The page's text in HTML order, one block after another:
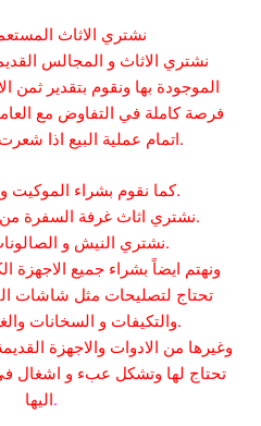
نشتري الاثاث
نشتري الاثاث و المجالس
الموجودة بها ونقوم بتقدير ثمن
فرصة كاملة في التفاوض مع
اتمام عملية البيع اذا شعرت ان السعر غير مناسب.
كما نقوم بشراء الموكيت و السجاد القديم.
نشتري اثاث غرفة السفرة من مناضد او كراسي.
نشتري النيش و الصالونات والانتريهات.
ونهتم ايضاً بشراء جميع الاجهزة
تحتاج لتصليحات مثل شاشات
والتكيفات و السخانات والغسالات القديمة.
وغيرها من الادوات والاجهزة
تحتاج لها وتشكل عبء و اشغال
اليها.